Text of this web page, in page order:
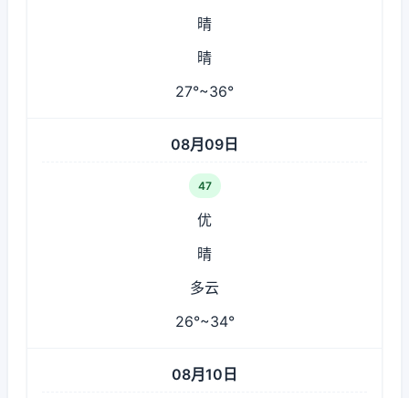
晴
晴
27°~36°
08月09日
47
优
晴
多云
26°~34°
08月10日